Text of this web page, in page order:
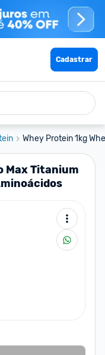
Cadastrar
Whey Protein 1kg
Max Titanium